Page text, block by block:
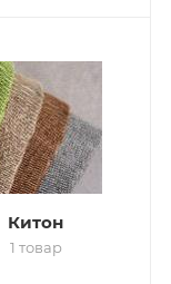
Китон
1 товар